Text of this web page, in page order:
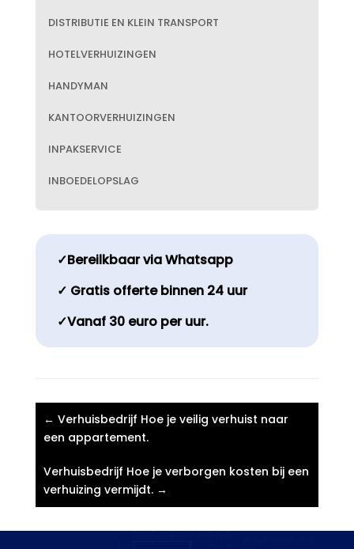
DISTRIBUTIE EN KLEIN TRANSPORT
HOTELVERHUIZINGEN
HANDYMAN
KANTOORVERHUIZINGEN
INPAKSERVICE
INBOEDELOPSLAG
✓Bereilkbaar via Whatsapp
✓ Gratis offerte binnen 24 uur
✓Vanaf 30 euro per uur.
← Verhuisbedrijf Hoe je veilig verhuist naar
een appartement.​
Verhuisbedrijf Hoe je verborgen kosten bij een
verhuizing vermijdt.​→